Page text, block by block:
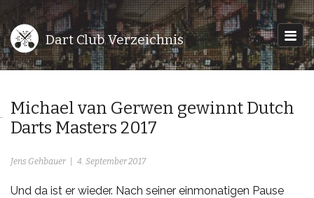
Dart Club Verzeichnis
Michael van Gerwen gewinnt Dutch
Darts Masters 2017
Jens Gehbauer 4. September 2017
Und da ist er wieder. Nach seiner einmonatigen Pause